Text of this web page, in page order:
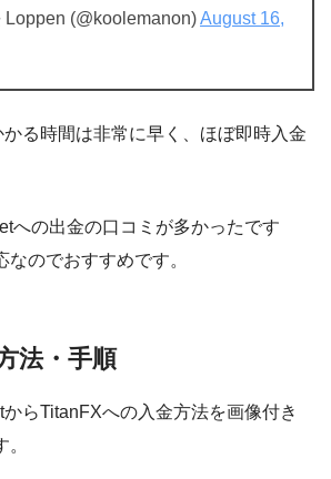
(@koolemanon)August 16,
る時間は非常に早く、ほぼ即時入金
への出金の口コミが多かったです
のでおすすめです。
法・手順
らTitanFXへの入金方法を画像付き